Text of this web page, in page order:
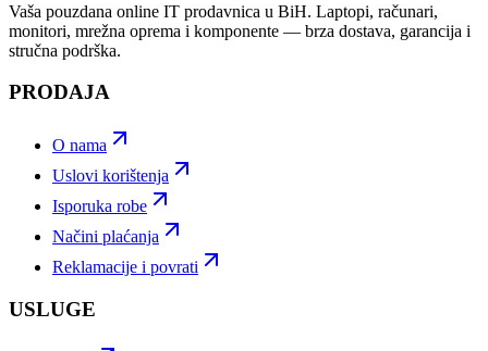
Vaša pouzdana online IT prodavnica u BiH. Laptopi, računari,
monitori, mrežna oprema i komponente — brza dostava, garancija i
stručna podrška.
PRODAJA
O nama
Uslovi korištenja
Isporuka robe
Načini plaćanja
Reklamacije i povrati
USLUGE